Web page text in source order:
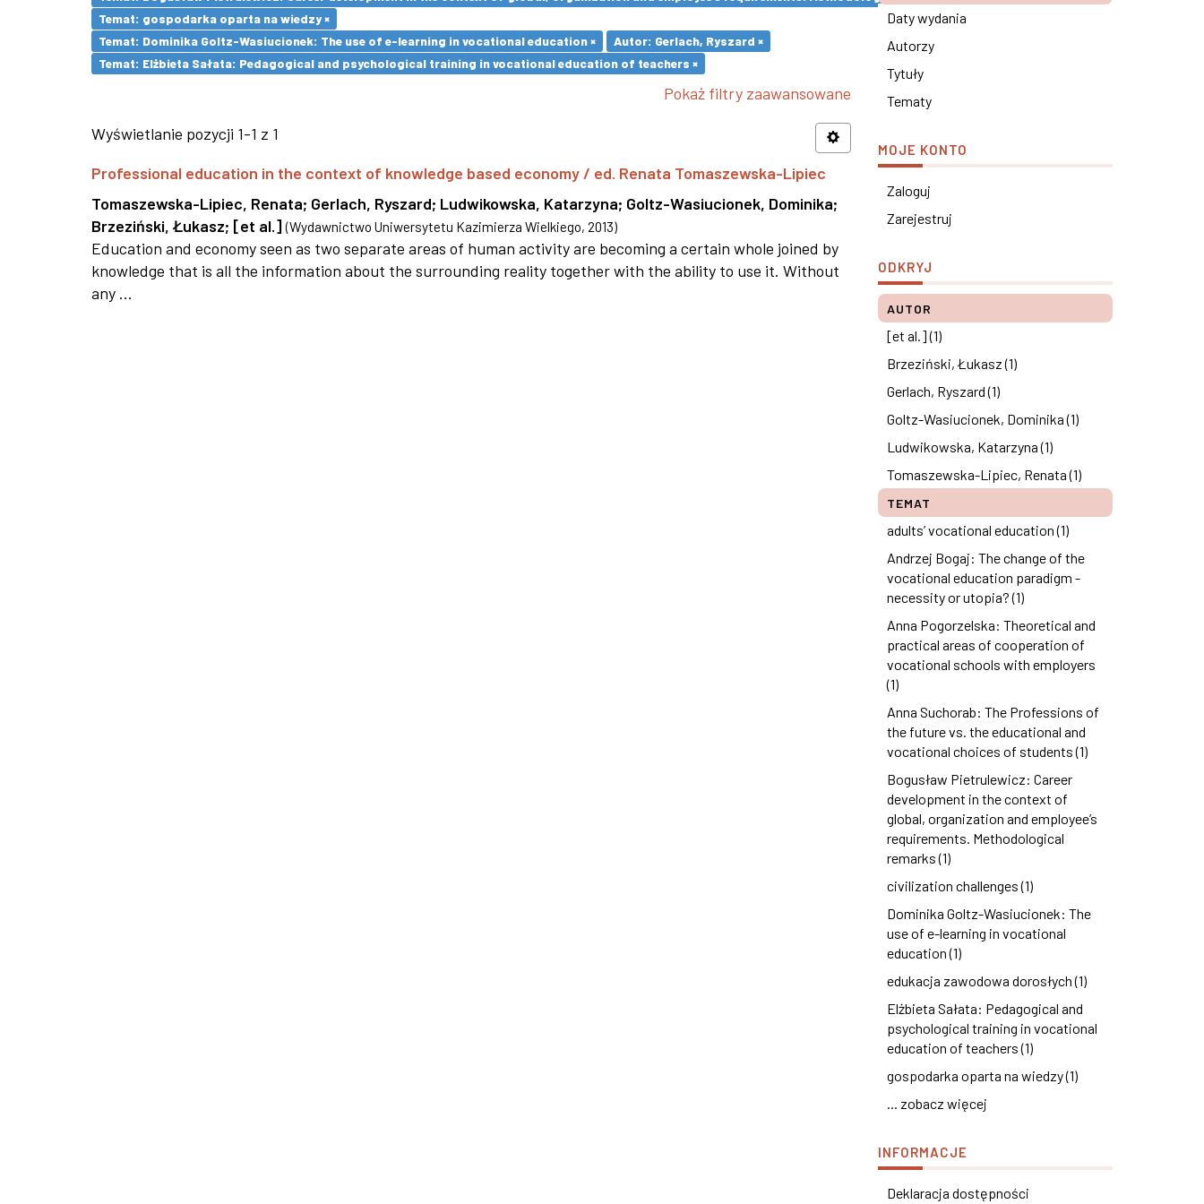
Temat: gospodarka oparta na wiedzy ×
Temat: Dominika Goltz-Wasiucionek: The use of e-learning in vocational education ×
Autor: Gerlach, Ryszard ×
Temat: Elżbieta Sałata: Pedagogical and psychological training in vocational education of teachers ×
Pokaż filtry zaawansowane
Wyświetlanie pozycji 1-1 z 1
Professional education in the context of knowledge based economy / ed. Renata Tomaszewska-Lipiec
Tomaszewska-Lipiec, Renata; Gerlach, Ryszard; Ludwikowska, Katarzyna; Goltz-Wasiucionek, Dominika;
Brzeziński, Łukasz; [et al.] (Wydawnictwo Uniwersytetu Kazimierza Wielkiego, 2013)
Education and economy seen as two separate areas of human activity are becoming a certain whole joined by
knowledge that is all the information about the surrounding reality together with the ability to use it. Without
any ...
Daty wydania
Autorzy
Tytuły
Tematy
MOJE KONTO
Zaloguj
Zarejestruj
ODKRYJ
AUTOR
[et al.] (1)
Brzeziński, Łukasz (1)
Gerlach, Ryszard (1)
Goltz-Wasiucionek, Dominika (1)
Ludwikowska, Katarzyna (1)
Tomaszewska-Lipiec, Renata (1)
TEMAT
adults’ vocational education (1)
Andrzej Bogaj: The change of the
vocational education paradigm -
necessity or utopia? (1)
Anna Pogorzelska: Theoretical and
practical areas of cooperation of
vocational schools with employers
(1)
Anna Suchorab: The Professions of
the future vs. the educational and
vocational choices of students (1)
Bogusław Pietrulewicz: Career
development in the context of
global, organization and employee’s
requirements. Methodological
remarks (1)
civilization challenges (1)
Dominika Goltz-Wasiucionek: The
use of e-learning in vocational
education (1)
edukacja zawodowa dorosłych (1)
Elżbieta Sałata: Pedagogical and
psychological training in vocational
education of teachers (1)
gospodarka oparta na wiedzy (1)
... zobacz więcej
INFORMACJE
Deklaracja dostępności